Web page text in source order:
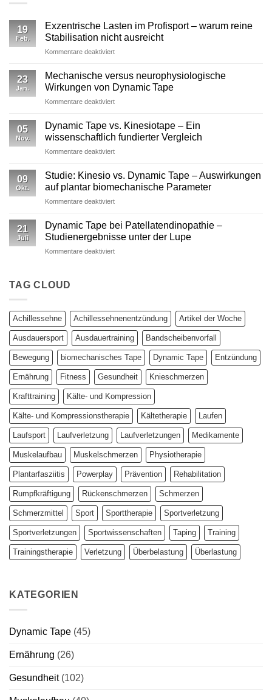
19
Feb.
Exzentrische Lasten im Profisport – warum reine
Stabilisation nicht ausreicht
Kommentare deaktiviertfür
im
Profisport
–
reine
Stabilisation
ausreicht
23
Jan.
Mechanische versus neurophysiologische
Wirkungen von Dynamic Tape
Kommentare deaktiviertfür
versus
neurophysiologische
Wirkungen
von
05
Nov.
Dynamic Tape vs. Kinesiotape – Ein
wissenschaftlich fundierter Vergleich
Kommentare deaktiviertfür
Tape
Kinesiotape
–
wissenschaftlich
fundierter
09
Okt.
Studie: Kinesio vs. Dynamic Tape – Auswirkungen
auf plantar biomechanische Parameter
Kommentare deaktiviertfür
Kinesio
Dynamic
Tape
Parameter
21
Juli
Dynamic Tape bei Patellatendinopathie –
Studienergebnisse unter der Lupe
Kommentare deaktiviertfür
Studienergebnisse
unter
der
TAG CLOUD
Achillessehne Achillessehnenentzündung Artikel der Woche
Ausdauersport Ausdauertraining Bandscheibenvorfall
Bewegung biomechanisches Tape Dynamic Tape Entzündung
Ernährung Fitness Gesundheit Knieschmerzen
Krafttraining Kälte- und Kompression
Kälte- und Kompressionstherapie Kältetherapie Laufen
Laufsport Laufverletzung Laufverletzungen Medikamente
Muskelaufbau Muskelschmerzen Physiotherapie
Plantarfasziitis Powerplay Prävention Rehabilitation
Rumpfkräftigung Rückenschmerzen Schmerzen
Schmerzmittel Sport Sporttherapie Sportverletzung
Sportverletzungen Sportwissenschaften Taping Training
Trainingstherapie Verletzung Überbelastung Überlastung
KATEGORIEN
Dynamic Tape (45)
Ernährung (26)
Gesundheit(102)